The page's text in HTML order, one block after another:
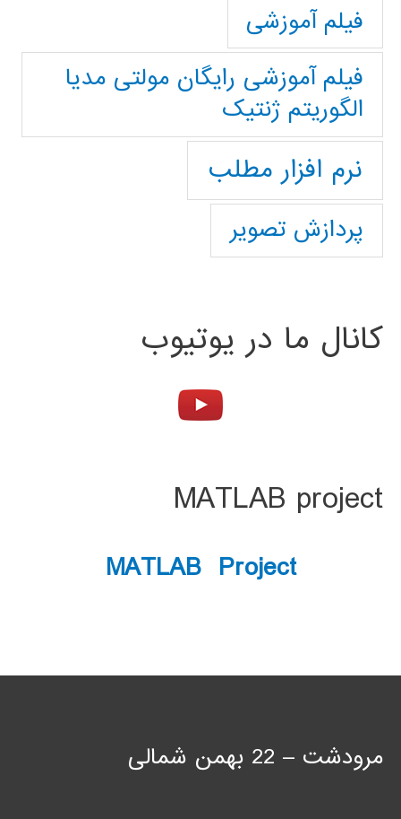
فیلم آموزشی
فیلم آموزشی رایگان مولتی مدیا
الگوریتم ژنتیک
نرم افزار مطلب
پردازش تصویر
کانال ما در یوتیوب
MATLAB project
MATLAB Project
مرودشت – 22 بهمن شمالی